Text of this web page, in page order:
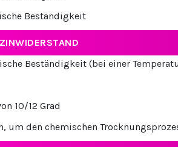
Beständigkeit
Beständigkeit (bei einer
10/12 Grad
um den chemischen